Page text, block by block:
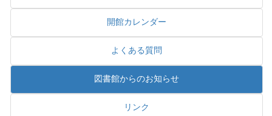
開館カレンダー
よくある質問
図書館からのお知らせ
リンク